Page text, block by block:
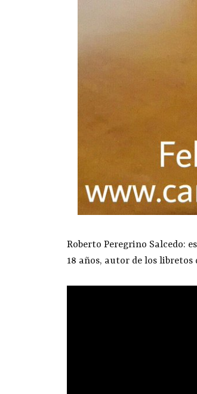
Roberto Peregrino Salcedo:
18 años, autor de los